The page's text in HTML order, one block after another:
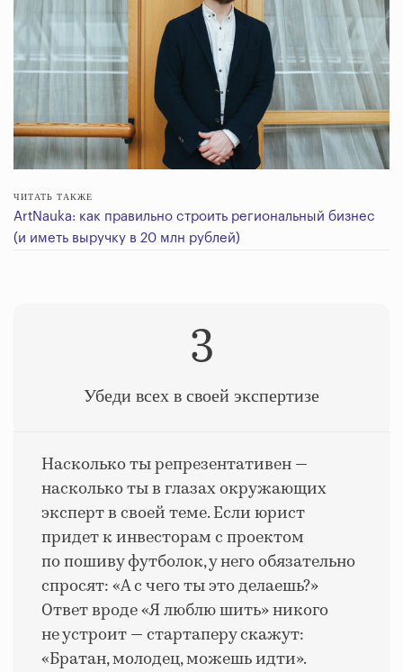
ЧИТАТЬ ТАКЖЕ
ArtNauka: как правильно строить региональный бизнес
(и иметь выручку в 20 млн рублей)
3
Убеди всех в своей экспертизе
Насколько ты репрезентативен —
насколько ты в глазах окружающих
эксперт в своей теме. Если юрист
придет к инвесторам с проектом
по пошиву футболок, у него обязательно
спросят: «А с чего ты это делаешь?»
Ответ вроде «Я люблю шить» никого
не устроит — стартаперу скажут:
«Братан, молодец, можешь идти».